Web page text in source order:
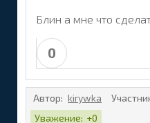
<br></td>
<tr>
<td
<br></td>
<td
<br></td>
Блин а мне что
0
Автор: kirywka
Уважение: +0